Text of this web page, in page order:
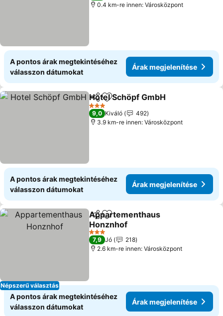
0.4 km-re innen: Városközpont
A pontos árak megtekintéséhez
válasszon dátumokat
Árak megjelenítése
Megosztás
Hozzáadás a kedvencekhez
Hotel Schöpf GmbH
3 Kategória
9,0 Kiváló
492
3.9 km-re innen: Városközpont
A pontos árak megtekintéséhez
válasszon dátumokat
Árak megjelenítése
Népszerű választás
Megosztás
Hozzáadás a kedvencekhez
Appartementhaus
Honznhof
Árak megjelenítése
3 Kategória
7,9 Jó
218
2.6 km-re innen: Városközpont
A pontos árak megtekintéséhez
válasszon dátumokat
Árak megjelenítése